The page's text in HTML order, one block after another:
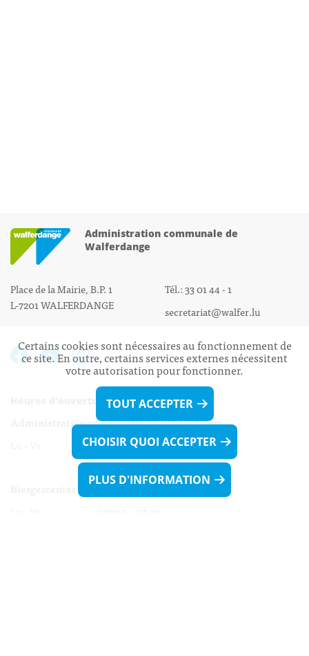
Administration communale de
Walferdange
Place de la Mairie, B.P. 1
L-7201 WALFERDANGE
Tél.: 33 01 44 - 1
secretariat@walfer.lu
Heures d’ouverture:
Administration communale de Walferdange
Lu - Ve 08h00 - 11h30
13h30 - 16h00
Certains cookies sont nécessaires au fonctionnement de
ce site. En outre, certains services externes nécessitent
votre autorisation pour fonctionner.
TOUT ACCEPTER
CHOISIR QUOI ACCEPTER
PLUS D'INFORMATION